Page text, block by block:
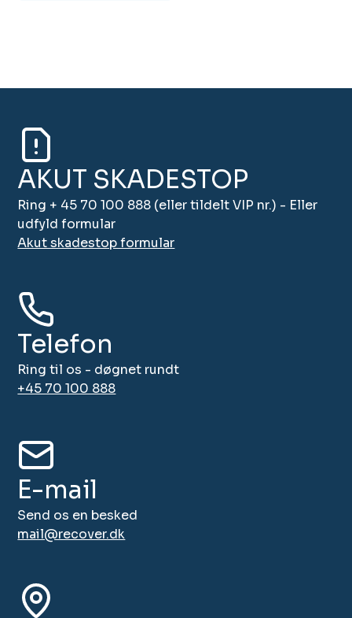
AKUT SKADESTOP
Ring + 45 70 100 888 (eller tildelt VIP nr.) - Eller
udfyld formular
Akut skadestop formular
Telefon
Ring til os - døgnet rundt
+45 70 100 888
E-mail
Send os en besked
mail@recover.dk